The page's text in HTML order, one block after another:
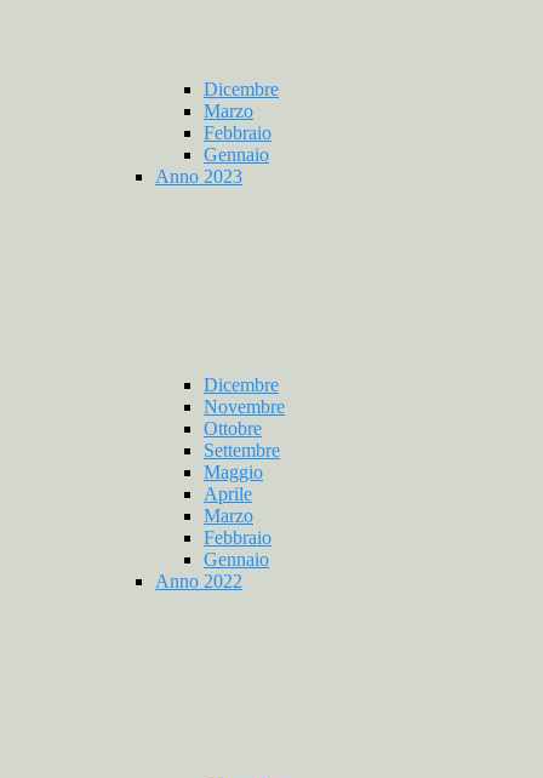
Dicembre
Marzo
Febbraio
Gennaio
Anno 2023
Dicembre
Novembre
Ottobre
Settembre
Maggio
Aprile
Marzo
Febbraio
Gennaio
Anno 2022